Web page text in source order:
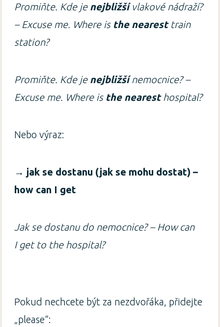
Promiňte. Kde je nejbližšívlakové nádraží?
– Excuse me. Where is the nearesttrain
station?
Promiňte. Kde je nejbližšínemocnice? –
Excuse me. Where is the nearesthospital?
Nebo výraz:
→ jak se dostanu (jak se mohu dostat) –
how can I get
Jak se dostanu do nemocnice? – How can
I get to the hospital?
Pokud nechcete být za nezdvořáka, přidejte
„please“: